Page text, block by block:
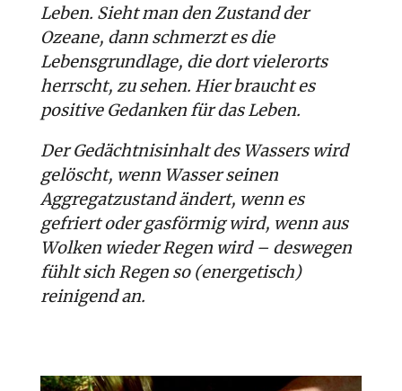
Leben. Sieht man den Zustand der
Ozeane, dann schmerzt es die
Lebensgrundlage, die dort vielerorts
herrscht, zu sehen. Hier braucht es
positive Gedanken für das Leben.
Der Gedächtnisinhalt des Wassers wird
gelöscht, wenn Wasser seinen
Aggregatzustand ändert, wenn es
gefriert oder gasförmig wird, wenn aus
Wolken wieder Regen wird – deswegen
fühlt sich Regen so (energetisch)
reinigend an.